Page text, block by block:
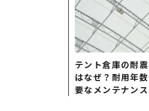
テント倉庫の耐
はなぜ？耐用年
要なメンテナン